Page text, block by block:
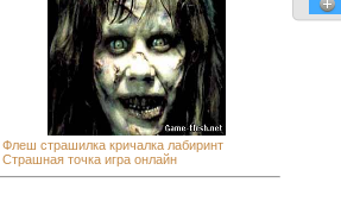
Флеш страшилка кричалка лабиринт
Страшная точка игра онлайн